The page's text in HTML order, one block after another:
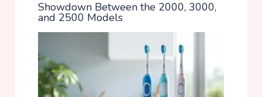
Showdown Between the 2000, 3000,
and 2500 Models